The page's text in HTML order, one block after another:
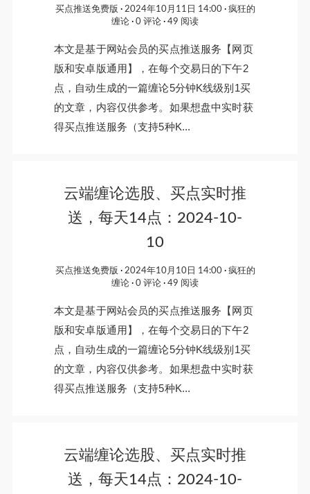
买点推送免费版 2024年10月11日 14:00
疯狂的
缠论
0 评论 49 阅读
本文是基于网站会员的买点推送服务【网页
版和安卓版通用】，在每个交易日的下午2
点，自动生成的一篇缠论5分钟K线级别1买
的文章，内容仅供参考。如果想盘中实时获
得买点推送服务（支持5种K...
云端缠论选股、买点实时推
送，每天14点：2024-10-
10
买点推送免费版 2024年10月10日 14:00
疯狂的
缠论
0 评论 49 阅读
本文是基于网站会员的买点推送服务【网页
版和安卓版通用】，在每个交易日的下午2
点，自动生成的一篇缠论5分钟K线级别1买
的文章，内容仅供参考。如果想盘中实时获
得买点推送服务（支持5种K...
云端缠论选股、买点实时推
送，每天14点：2024-10-